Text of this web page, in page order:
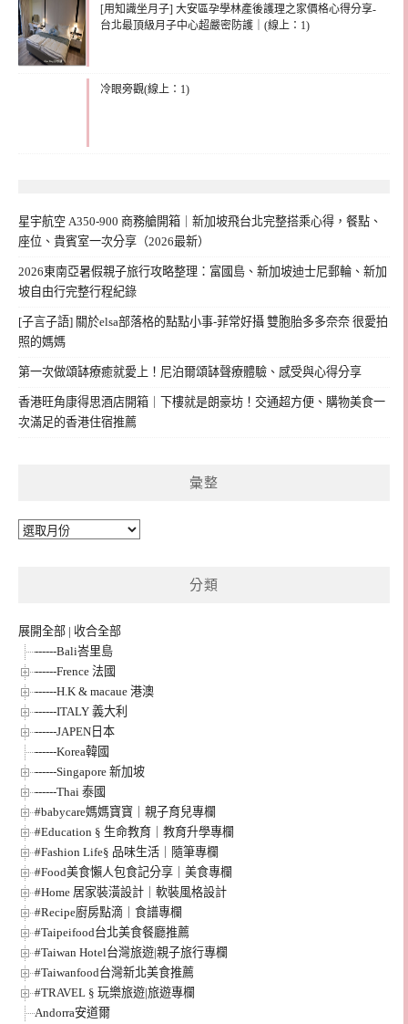
[用知識坐月子] 大安區孕學林產後護理之家價格心得分享-
台北最頂級月子中心超嚴密防護｜(線上：1)
冷眼旁觀(線上：1)
星宇航空 A350-900 商務艙開箱｜新加坡飛台北完整搭乘心得，餐點、
座位、貴賓室一次分享（2026最新）
2026東南亞暑假親子旅行攻略整理：富國島、新加坡迪士尼郵輪、新加
坡自由行完整行程紀錄
[子言子語] 關於elsa部落格的點點小事-菲常好攝 雙胞胎多多奈奈 很愛拍
照的媽媽
第一次做頌缽療癒就愛上！尼泊爾頌缽聲療體驗、感受與心得分享
香港旺角康得思酒店開箱｜下樓就是朗豪坊！交通超方便、購物美食一
次滿足的香港住宿推薦
彙整
彙
分類
展開全部 | 收合全部
------Bali峇里島
------Frence 法國
------H.K & macaue 港澳
------ITALY 義大利
------JAPEN日本
------Korea韓國
------Singapore 新加坡
------Thai 泰國
#babycare媽媽寶寶｜親子育兒專欄
#Education § 生命教育｜教育升學專欄
#Fashion Life§ 品味生活｜隨筆專欄
#Food美食懶人包食記分享｜美食專欄
#Home 居家裝潢設計｜軟裝風格設計
#Recipe廚房點滴｜食譜專欄
#Taipeifood台北美食餐廳推薦
#Taiwan Hotel台灣旅遊|親子旅行專欄
#Taiwanfood台灣新北美食推薦
#TRAVEL § 玩樂旅遊|旅遊專欄
Andorra安道爾